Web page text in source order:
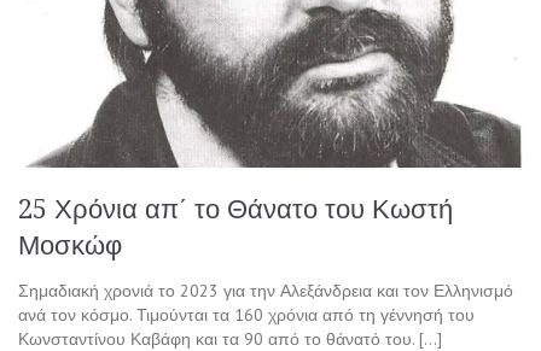
25 Χρόνια απ΄ το Θάνατο του Κωστή
Μοσκώφ
Σημαδιακή χρονιά το 2023 για την Αλεξάνδρεια και τον Ελληνισμό
ανά τον κόσμο. Τιμούνται τα 160 χρόνια από τη γέννησή του
Κωνσταντίνου Καβάφη και τα 90 από το θάνατό του. […]